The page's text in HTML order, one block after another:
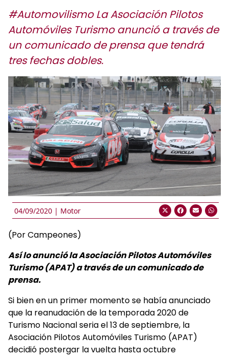
#Automovilismo La Asociación Pilotos
Automóviles Turismo anunció a través de
un comunicado de prensa que tendrá
tres fechas dobles.
04/09/2020 | Motor
(Por Campeones)
Así lo anunció la Asociación Pilotos Automóviles
Turismo (APAT) a través de un comunicado de
prensa.
Si bien en un primer momento se había anunciado
que la reanudación de la temporada 2020 de
Turismo Nacional seria el 13 de septiembre, la
Asociación Pilotos Automóviles Turismo (APAT)
decidió postergar la vuelta hasta octubre